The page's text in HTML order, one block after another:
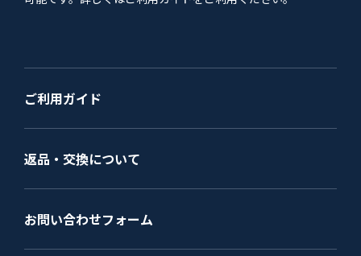
ご利用ガイド
返品・交換について
お問い合わせフォーム